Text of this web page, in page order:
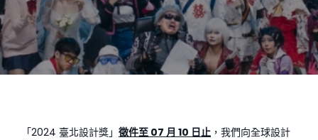
「2024 臺北設計獎」 徵件至 07 月 10 日止 ，我們向全球設計